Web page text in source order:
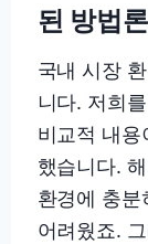
된 방법론
국내 시장
니다. 저희
비교적 내
했습니다.
환경에 충분
어려웠죠.